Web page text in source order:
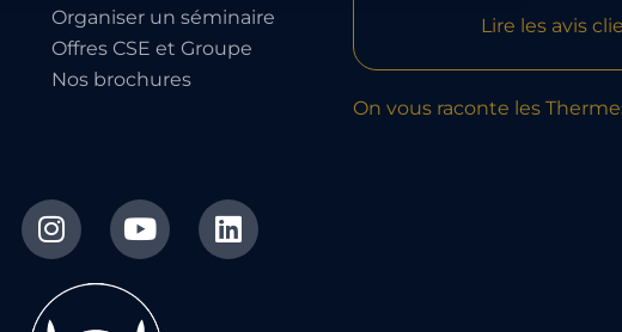
Organiser un séminaire
Offres CSE et Groupe
Nos brochures
Lire les avis
On vous raconte les